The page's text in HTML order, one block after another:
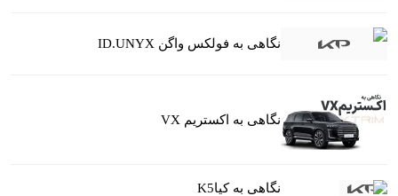
نگاهی به فولکس واگن ID.UNYX
نگاهی به اکستریم VX
نگاهی به کیاK5